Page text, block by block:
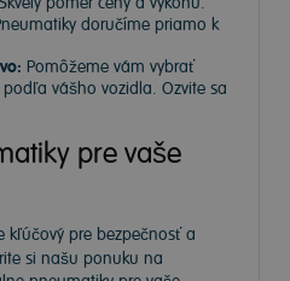
doručíme priamo k
Pomôžeme vám vybrať
vášho vozidla. Ozvite sa
pre vaše
kľúčový pre bezpečnosť a
si našu ponuku na